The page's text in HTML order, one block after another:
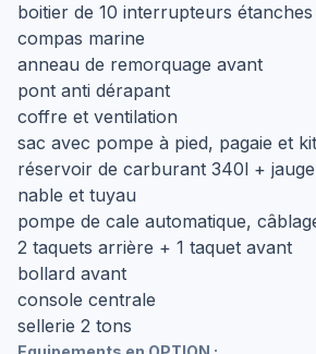
boitier de 10 interrupteurs
compas marine
anneau de remorquage avant
pont anti dérapant
coffre et ventilation
sac avec pompe à pied, pagaie et
réservoir de carburant 340l + jauge
nable et tuyau
pompe de cale automatique,
2 taquets arrière + 1 taquet avant
bollard avant
console centrale
sellerie 2 tons